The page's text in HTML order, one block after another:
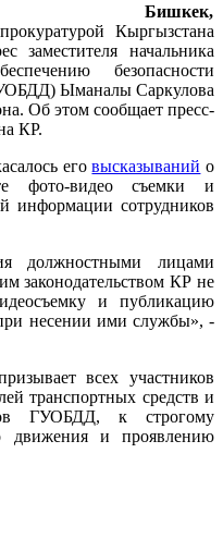
Бишкек,
Кыргызстана
заместителя начальника
безопасности
Ыманалы Саркулова
Об этом сообщает пресс-
КР.
еговысказываний о
фото-видео съемки и
информации сотрудников
должностными лицами
законодательством КР не
и публикацию
несении ими службы», -
всех участников
транспортных средств и
ГУОБДД, к строгому
движения и проявлению